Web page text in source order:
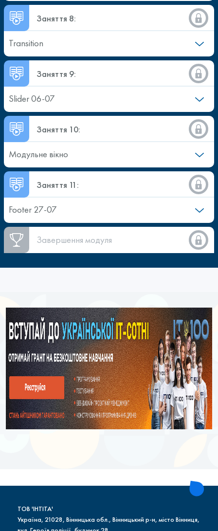
Заняття 8:
Transition
Заняття 9:
Slider 06-07
Заняття 10:
Модульне вікно
Заняття 11:
Footer 27-07
Завершення модуля
ТОВ 'ІНТІТА'
Україна, 21028, Вінницька обл., Вінницький р-н, місто Вінниця,